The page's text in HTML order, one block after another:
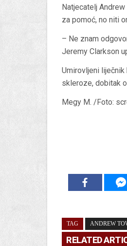
Natjecatelj
za pomoć, no niti
– Ne znam
Jeremy Clarkson
Umirovljeni
skleroze, dobitak
Megy M. /Foto:
TAG ANDREW
RELATED